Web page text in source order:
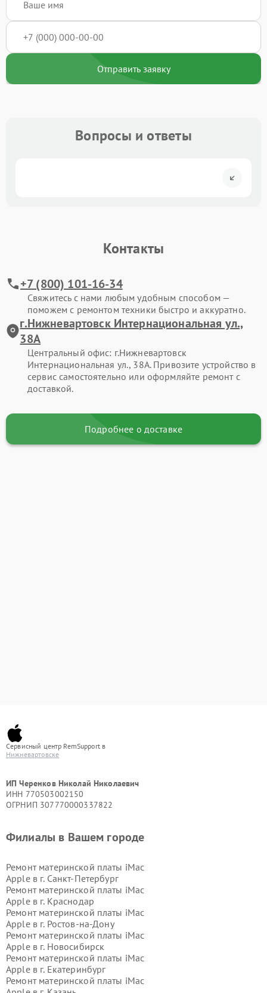
Отправить заявку
Вопросы и ответы
Контакты
+7 (800) 101-16-34
Свяжитесь с нами любым удобным способом —
поможем с ремонтом техники быстро и аккуратно.
г.Нижневартовск Интернациональная ул.,
38А
Центральный офис: г.Нижневартовск
Интернациональная ул., 38А. Привозите устройство в
сервис самостоятельно или оформляйте ремонт с
доставкой.
Подробнее о доставке
Сервисный центр RemSupport в
Нижневартовске
ИП Черенков Николай Николаевич
ИНН 770503002150
ОГРНИП 307770000337822
Филиалы в Вашем городе
Ремонт материнской платы iMac
Apple в г. Санкт-Петербург
Ремонт материнской платы iMac
Apple в г. Краснодар
Ремонт материнской платы iMac
Apple в г. Ростов-на-Дону
Ремонт материнской платы iMac
Apple в г. Новосибирск
Ремонт материнской платы iMac
Apple в г. Екатеринбург
Ремонт материнской платы iMac